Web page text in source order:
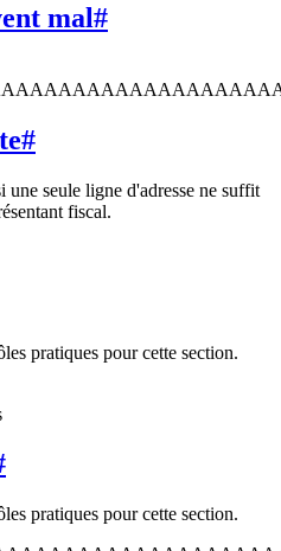
mal#
#
seule ligne d'adresse ne suffit
fiscal.
pratiques pour cette section.
pratiques pour cette section.